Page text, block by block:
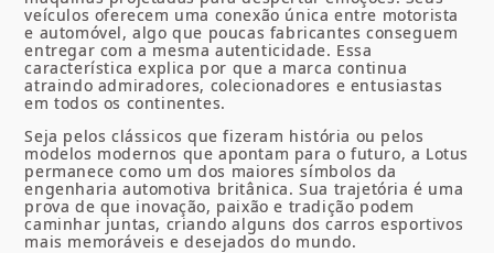
veículos oferecem uma conexão única entre motorista
e automóvel, algo que poucas fabricantes conseguem
entregar com a mesma autenticidade. Essa
característica explica por que a marca continua
atraindo admiradores, colecionadores e entusiastas
em todos os continentes.
Seja pelos clássicos que fizeram história ou pelos
modelos modernos que apontam para o futuro, a Lotus
permanece como um dos maiores símbolos da
engenharia automotiva britânica. Sua trajetória é uma
prova de que inovação, paixão e tradição podem
caminhar juntas, criando alguns dos carros esportivos
mais memoráveis e desejados do mundo.